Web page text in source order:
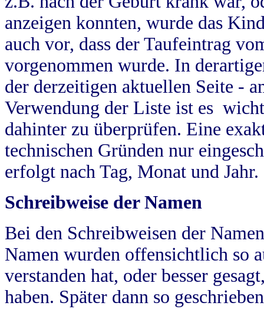
anzeigen konnten, wurde das
auch vor, dass der Taufeintrag
vorgenommen wurde. In
der derzeitigen aktuellen Seite -
Verwendung der Liste ist es
dahinter zu überprüfen. Eine
technischen Gründen nur
erfolgt nach Tag, Monat und Jahr.
Schreibweise der Namen
Bei den Schreibweisen der
Namen wurden offensichtlich so
verstanden hat, oder besser
haben. Später dann so